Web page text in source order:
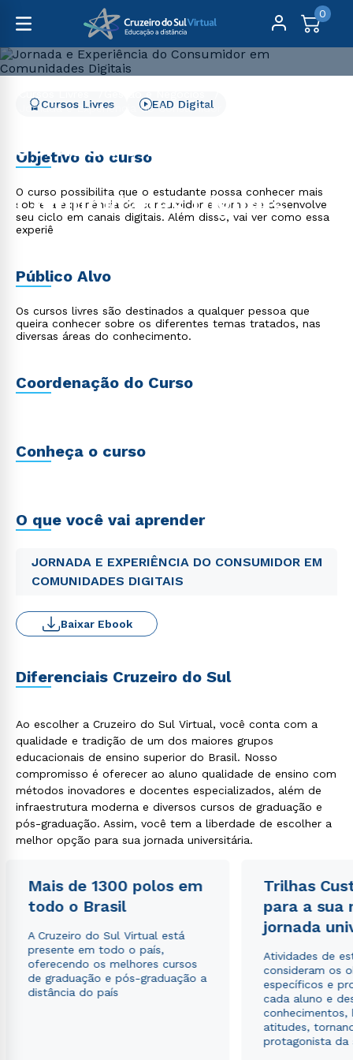
0
Jornada e Experiência do Consumidor em Comunidades
Jornada e Experiência do
Consumidor em
Comunidades Digitais
Cursos Livres EAD Digital
Objetivo do curso
O curso possibilita que o estudante possa conhecer mais
sobre a experiência do consumidor e como se desenvolve
seu ciclo em canais digitais. Além disso, vai ver como essa
experiê
Público Alvo
Os cursos livres são destinados a qualquer pessoa que
queira conhecer sobre os diferentes temas tratados, nas
diversas áreas do conhecimento.
Coordenação do Curso
Conheça o curso
O que você vai aprender
JORNADA E EXPERIÊNCIA DO CONSUMIDOR EM
COMUNIDADES DIGITAIS
Baixar Ebook
Diferenciais Cruzeiro do Sul
Ao escolher a Cruzeiro do Sul Virtual, você conta com a
qualidade e tradição de um dos maiores grupos
educacionais de ensino superior do Brasil. Nosso
compromisso é oferecer ao aluno qualidade de ensino com
métodos inovadores e docentes especializados, além de
infraestrutura moderna e diversos cursos de graduação e
pós-graduação. Assim, você tem a liberdade de escolher a
melhor opção para sua jornada universitária.
Mais de 1300 polos em
todo o Brasil
A Cruzeiro do Sul Virtual está
presente em todo o país,
oferecendo os melhores cursos
de graduação e pós-graduação a
distância do país
Trilhas
para a sua
jornada
Atividades de
consideram os
específicos e
cada aluno e
conhecimentos,
atitudes,
protagonista da